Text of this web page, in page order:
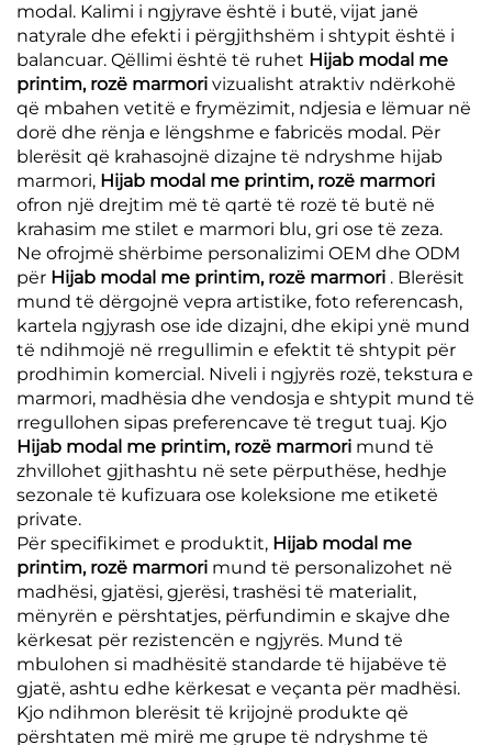
modal. Kalimi i ngjyrave është i butë, vijat janë
natyrale dhe efekti i përgjithshëm i shtypit është i
balancuar. Qëllimi është të ruhet Hijab modal me
printim, rozë marmori vizualisht atraktiv ndërkohë
që mbahen vetitë e frymëzimit, ndjesia e lëmuar në
dorë dhe rënja e lëngshme e fabricës modal. Për
blerësit që krahasojnë dizajne të ndryshme hijab
marmori, Hijab modal me printim, rozë marmori
ofron një drejtim më të qartë të rozë të butë në
krahasim me stilet e marmori blu, gri ose të zeza.
Ne ofrojmë shërbime personalizimi OEM dhe ODM
për Hijab modal me printim, rozë marmori . Blerësit
mund të dërgojnë vepra artistike, foto referencash,
kartela ngjyrash ose ide dizajni, dhe ekipi ynë mund
të ndihmojë në rregullimin e efektit të shtypit për
prodhimin komercial. Niveli i ngjyrës rozë, tekstura e
marmori, madhësia dhe vendosja e shtypit mund të
rregullohen sipas preferencave të tregut tuaj. Kjo
Hijab modal me printim, rozë marmori mund të
zhvillohet gjithashtu në sete përputhëse, hedhje
sezonale të kufizuara ose koleksione me etiketë
private.
Për specifikimet e produktit, Hijab modal me
printim, rozë marmori mund të personalizohet në
madhësi, gjatësi, gjerësi, trashësi të materialit,
mënyrën e përshtatjes, përfundimin e skajve dhe
kërkesat për rezistencën e ngjyrës. Mund të
mbulohen si madhësitë standarde të hijabëve të
gjatë, ashtu edhe kërkesat e veçanta për madhësi.
Kjo ndihmon blerësit të krijojnë produkte që
përshtaten më mirë me grupe të ndryshme të